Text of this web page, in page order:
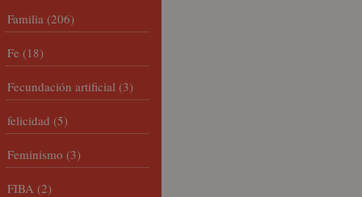
Familia (206)
Fe (18)
Fecundación artificial (3)
felicidad (5)
Feminismo (3)
FIBA (2)